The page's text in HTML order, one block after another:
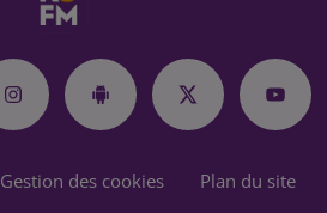
Gestion des cookies Plan du site